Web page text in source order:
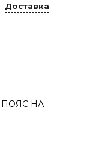
Доставка
НА